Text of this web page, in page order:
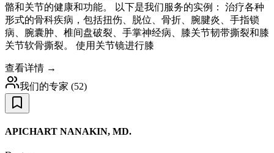
骼和关节的健康和功能。 以下是我们服务的实例： 治疗各种
形式的骨科疾病，包括扭伤、脱位、骨折、腕腱炎、手指锁
病、腕囊肿、椎间盘破裂、手掌神经病、膝关节韧带撕裂和膝
关节软骨撕裂。 使用关节镜进行膝
查看详情 →
我们的专家 (52)
APICHART NANAKIN, MD.